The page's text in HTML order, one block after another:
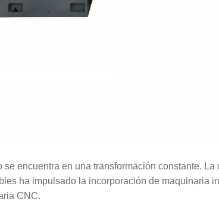
se encuentra en una transformación constante.
ha impulsado la incorporación de maquinaria
CNC.